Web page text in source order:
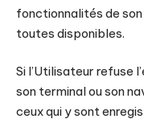
fonctionnalités de
toutes disponibles.
Si l’Utilisateur refuse
son terminal ou son
ceux qui y sont